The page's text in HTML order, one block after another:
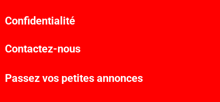
Confidentialité
Contactez-nous
Passez vos petites annonces